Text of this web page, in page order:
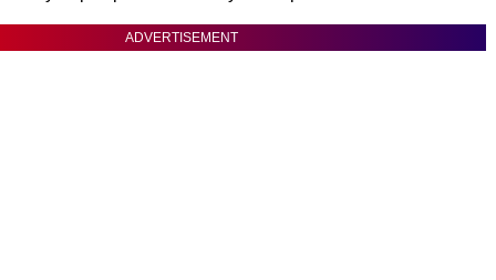
ADVERTISEMENT